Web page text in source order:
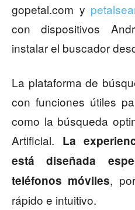
gopetal.com y
con dispositivos
instalar el buscador
La plataforma de
con funciones útiles
como la búsqueda
Artificial. La
está diseñada
teléfonos móviles,
rápido e intuitivo.